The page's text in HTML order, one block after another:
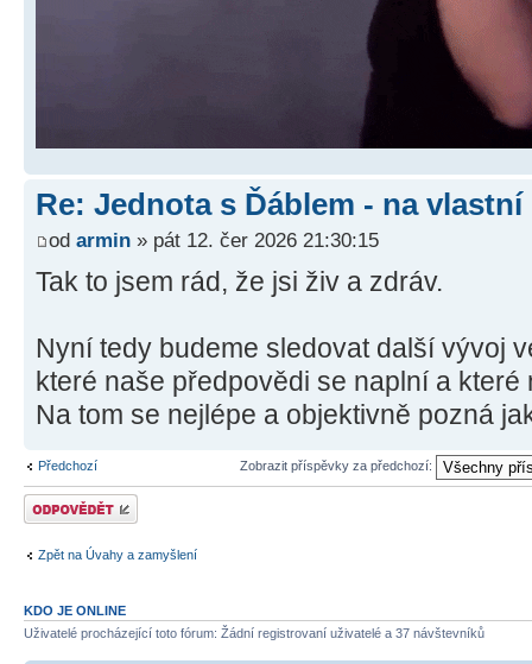
Re: Jednota s Ďáblem - na
od armin » pát 12. čer 2026 21:30:15
Tak to jsem rád, že jsi živ a zdráv.
Nyní tedy budeme sledovat další vývoj
které naše předpovědi se naplní a které
Na tom se nejlépe a objektivně pozná
Předchozí Zobrazit příspěvky za předchozí:
Odeslat odpověď
Zpět na Úvahy a zamyšlení
KDO JE ONLINE
Uživatelé procházející toto fórum: Žádní registrovaní uživatelé a 37 návštevníků